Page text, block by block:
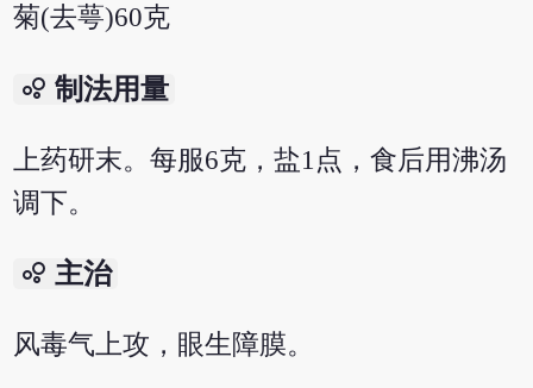
菊(去萼)60克
bubble_chart 制法用量
上药研末。每服6克，盐1点，食后用沸汤
调下。
bubble_chart 主治
风毒气上攻，眼生障膜。